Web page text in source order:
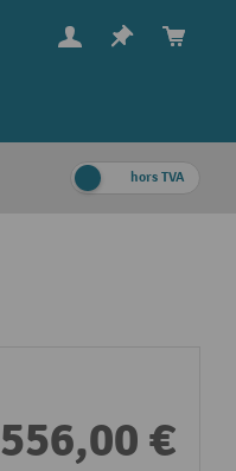
hors TVA
556,00 €